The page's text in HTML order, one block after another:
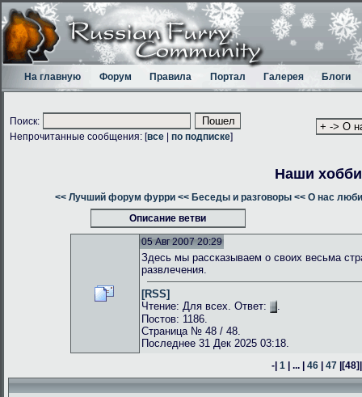
На главную Форум Правила Портал Галерея Блоги
Поиск:
Непрочитанные сообщения: [все по подписке]
Наши хобби
<< Лучший форум фурри << Беседы и разговоры << О нас
Описание ветви
05 Авг 2007 20:29
Здесь мы рассказываем о своих весьма
развлечения.
[RSS]
Чтение: Для всех. Ответ:
.
Постов: 1186.
Страница № 48 / 48.
Последнее 31 Дек 2025 03:18.
-| 1 | ... | 46 | 47 |[48]